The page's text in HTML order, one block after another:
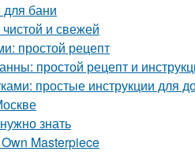
для бани
и свежей
простой рецепт
простой рецепт и
простые инструкции для
знать
Masterpiece